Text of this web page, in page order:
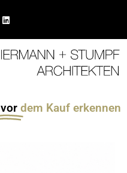
vor dem Kauf erkennen